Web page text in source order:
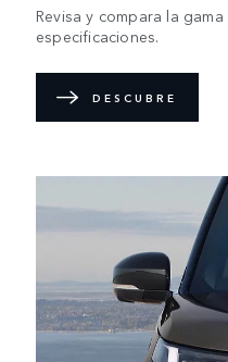
Revisa y compara la
especificaciones.
DESCUBRE